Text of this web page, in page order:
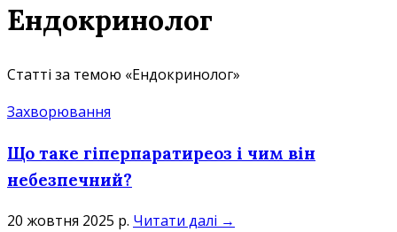
Ендокринолог
Статті за темою «Ендокринолог»
Захворювання
Що таке гіперпаратиреоз і чим він
небезпечний?
20 жовтня 2025 р. Читати далі →